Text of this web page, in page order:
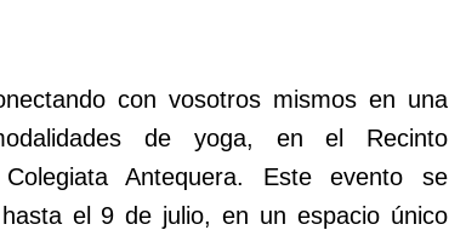
con vosotros mismos en una
de yoga, en el Recinto
Antequera. Este evento se
el 9 de julio, en un espacio único